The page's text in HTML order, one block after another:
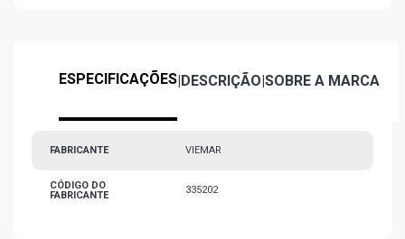
ESPECIFICAÇÕES|DESCRIÇÃO|SOBRE A MARCA
FABRICANTE VIEMAR
CÓDIGO DO
FABRICANTE
335202